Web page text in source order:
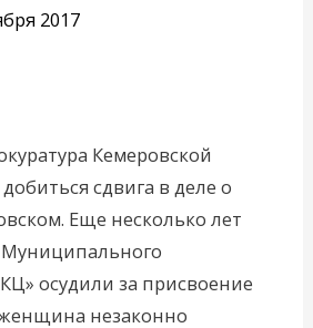
2017
Кемеровской
сдвига в деле о
Еще несколько лет
Муниципального
осудили за присвоение
незаконно